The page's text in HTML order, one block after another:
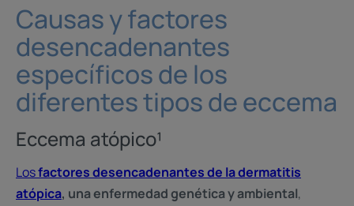
Causas y factores
desencadenantes
específicos de los
diferentes tipos de eccema
Eccema atópico¹
Losfactores desencadenantes de la dermatitis
atópica, una enfermedad genética y ambiental,